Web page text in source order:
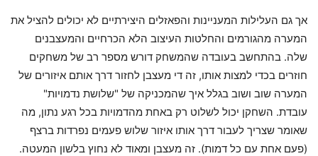
אך גם העלילות המעניינות והפאזלים היצירתיים לא יכולים להציל את
המערה מהגורמים והחלטות העיצוב הלא הכרחיים והמעצבנים
שלה. בהתחשב בעובדה שהמשחק דורש מספר רב של משחקים
חוזרים בכדי למצות אותו, זה די מעצבן לחזור דרך אותם איזורים של
המערה שוב ושוב בגלל איך שהמכניקה של "שלושת נדמויות"
עובדת. השחקן יכול לשלוט רק באחת מהדמויות בכל רגע נתון, מה
שאומר שצריך לעבור דרך אותו איזור שלוש פעמים נפרדות ברצף
(פעם אחת עם כל דמות). זה מעצבן ומאוד לא נחוץ בלשון המעטה.